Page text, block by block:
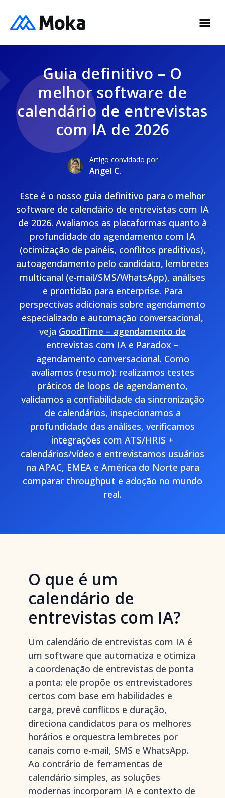
Guia definitivo – O
melhor software de
calendário de entrevistas
com IA de 2026
Artigo convidado por
Angel C.
Este é o nosso guia definitivo para o melhor
software de calendário de entrevistas com IA
de 2026. Avaliamos as plataformas quanto à
profundidade do agendamento com IA
(otimização de painéis, conflitos preditivos),
autoagendamento pelo candidato, lembretes
multicanal (e-mail/SMS/WhatsApp), análises
e prontidão para enterprise. Para
perspectivas adicionais sobre agendamento
especializado e automação conversacional,
veja GoodTime – agendamento de
entrevistas com IA e Paradox –
agendamento conversacional. Como
avaliamos (resumo): realizamos testes
práticos de loops de agendamento,
validamos a confiabilidade da sincronização
de calendários, inspecionamos a
profundidade das análises, verificamos
integrações com ATS/HRIS +
calendários/vídeo e entrevistamos usuários
na APAC, EMEA e América do Norte para
comparar throughput e adoção no mundo
real.
O que é um
calendário de
entrevistas com IA?
Um calendário de entrevistas com IA é
um software que automatiza e otimiza
a coordenação de entrevistas de ponta
a ponta: ele propõe os entrevistadores
certos com base em habilidades e
carga, prevê conflitos e duração,
direciona candidatos para os melhores
horários e orquestra lembretes por
canais como e-mail, SMS e WhatsApp.
Ao contrário de ferramentas de
calendário simples, as soluções
modernas incorporam IA e contexto de